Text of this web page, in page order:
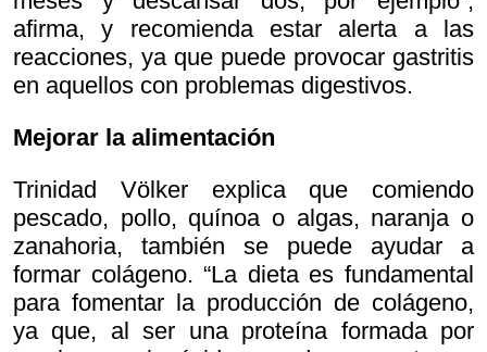
afirma, y recomienda estar alerta a las
reacciones, ya que puede provocar gastritis
en aquellos con problemas digestivos.
Mejorar la alimentación
Trinidad Völker explica que comiendo
pescado, pollo, quínoa o algas, naranja o
zanahoria, también se puede ayudar a
formar colágeno. “La dieta es fundamental
para fomentar la producción de colágeno,
ya que, al ser una proteína formada por